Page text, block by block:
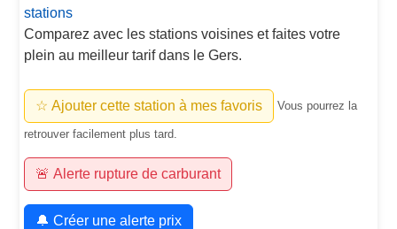
stations
Comparez avec les stations voisines et faites votre
plein au meilleur tarif dans le Gers.
☆ Ajouter cette station à mes favoris Vous pourrez la
retrouver facilement plus tard.
🚨 Alerte rupture de carburant
🔔 Créer une alerte prix